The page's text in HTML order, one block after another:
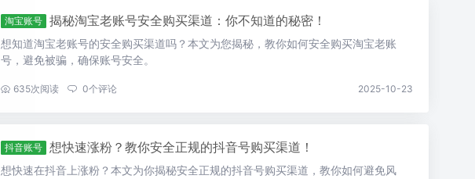
淘宝账号 揭秘淘宝老账号安全购买渠道：你不知道的秘密！
想知道淘宝老账号的安全购买渠道吗？本文为您揭秘，教你如何安全购买淘宝老账
号，避免被骗，确保账号安全。
... 635次阅读 0个评论 2025-10-23
抖音账号 想快速涨粉？教你安全正规的抖音号购买渠道！
想快速在抖音上涨粉？本文为你揭秘安全正规的抖音号购买渠道，教你如何避免风